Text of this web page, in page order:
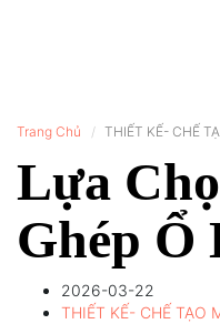
Trang Chủ THIẾT KẾ- CHẾ
Lựa
Ghép Ổ
2026-03-22
THIẾT KẾ- CHẾ TẠO